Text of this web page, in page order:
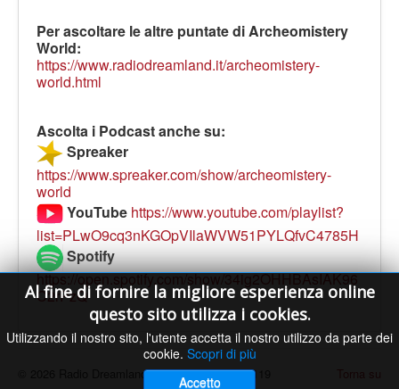
Per ascoltare le altre puntate di Archeomistery
World:
https://www.radiodreamland.it/archeomistery-
world.html
Ascolta i Podcast anche su:
Spreaker
https://www.spreaker.com/show/archeomistery-
world
YouTube https://www.youtube.com/playlist?
list=PLwO9cq3nKGOpVIlaWVW51PYLQfvC4785H
Spotify
https://open.spotify.com/show/34ig2OHHBAsIAK96
C2rPzQ
Al fine di fornire la migliore esperienza online
questo sito utilizza i cookies.
Utilizzando il nostro sito, l'utente accetta il nostro utilizzo da parte dei
cookie. Scopri di più
Accetto
© 2026 Radio Dreamland - Licenza SIAE n. 9119